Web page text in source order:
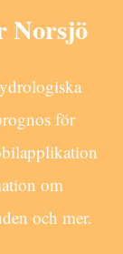
Norsjö
för
om
och mer.